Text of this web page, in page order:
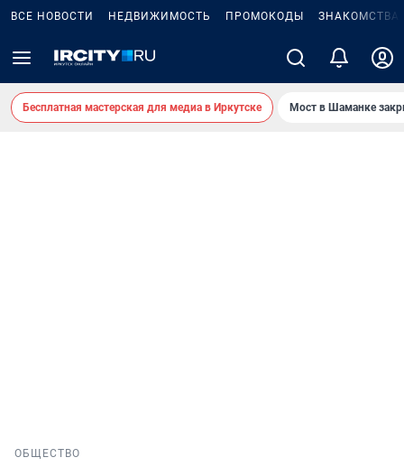
ВСЕ НОВОСТИ НЕДВИЖИМОСТЬ ПРОМОКОДЫ ЗНАКОМСТВА
Бесплатная мастерская для медиа в Иркутске Мост в Шаманке
ОБЩЕСТВО